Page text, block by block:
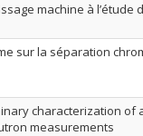
machine à
sur la séparation
characterization of
measurements